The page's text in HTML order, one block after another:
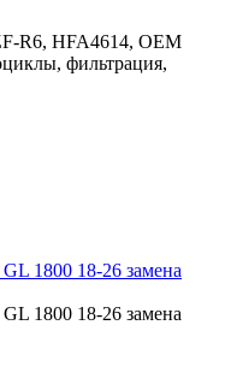
R6, HFA4614, OEM
фильтрация,